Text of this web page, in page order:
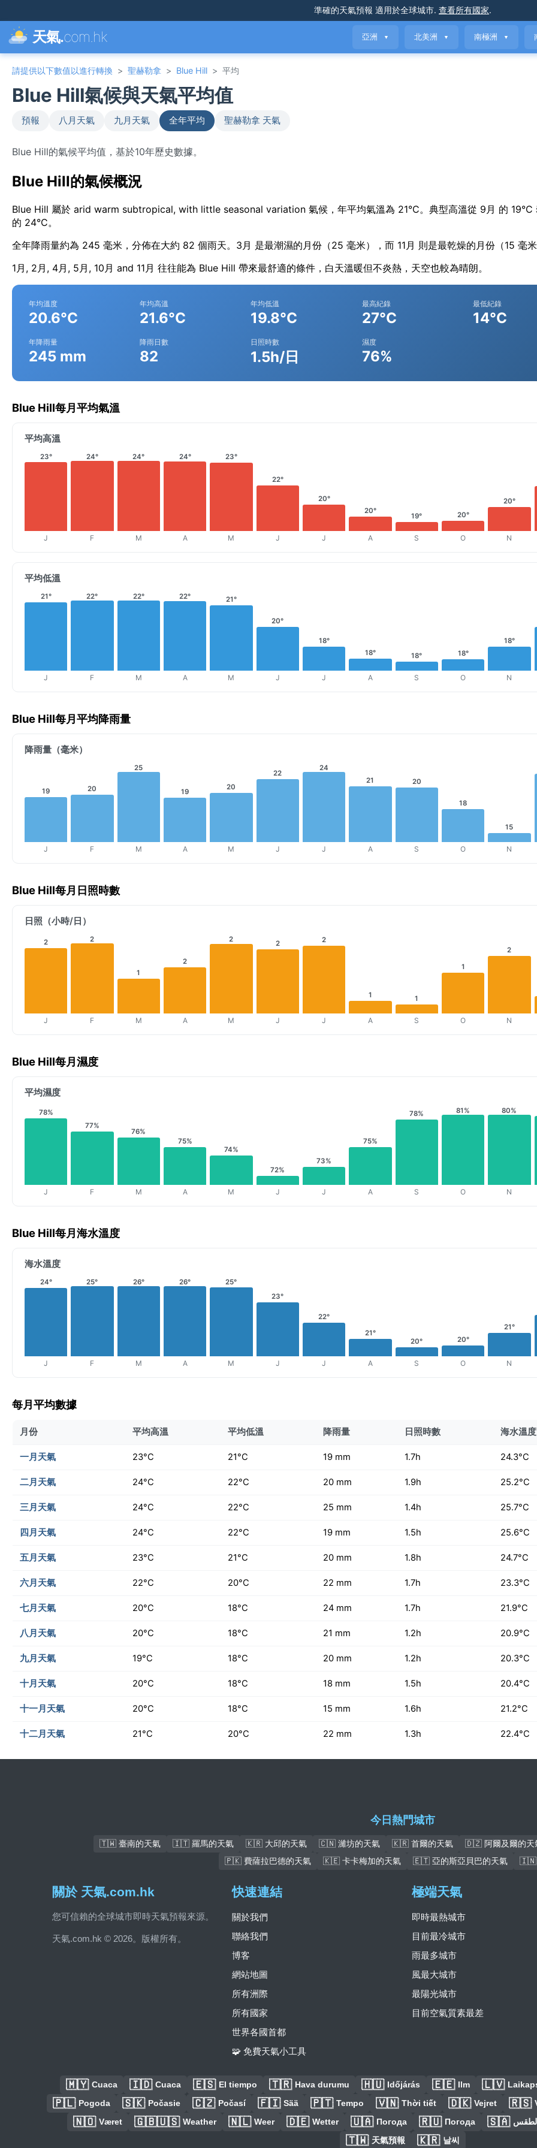
準確的天氣預報 適用於全球城市. 查看所有國家.
天氣.com.hk 亞洲 ▼ 北美洲 ▼ 南極洲 ▼
請提供以下數值以進行轉換 > 聖赫勒拿 > Blue Hill > 平均
Blue Hill氣候與天氣平均值
預報 八月天氣 九月天氣 全年平均 聖赫勒拿 天氣
Blue Hill的氣候平均值，基於10年歷史數據。
Blue Hill的氣候概況
Blue Hill 屬於 arid warm subtropical, with little seasonal variation 氣候，年平均氣溫為 21°C。典型高溫從 9月 的 19°C
的 24°C。
全年降雨量約為 245 毫米，分佈在大約 82 個雨天。3月 是最潮濕的月份（25 毫米），而 11月 則是最乾燥的月份（15 毫
1月, 2月, 4月, 5月, 10月 and 11月 往往能為 Blue Hill 帶來最舒適的條件，白天溫暖但不炎熱，天空也較為晴朗。
年均溫度
20.6°C
年均高溫
21.6°C
年均低溫
19.8°C
最高紀錄
27°C
最低紀錄
14°C
年降雨量
245 mm
降雨日數
82
日照時數
1.5h/日
濕度
76%
Blue Hill每月平均氣溫
平均高溫
23°
J
24°
F
24°
M
24°
A
23°
M
22°
J
20°
J
20°
A
19°
S
20°
O
20°
N
平均低溫
21°
J
22°
F
22°
M
22°
A
21°
M
20°
J
18°
J
18°
A
18°
S
18°
O
18°
N
Blue Hill每月平均降雨量
降雨量（毫米）
19
J
20
F
25
M
19
A
20
M
22
J
24
J
21
A
20
S
18
O
15
N
Blue Hill每月日照時數
日照（小時/日）
2
J
2
F
1
M
2
A
2
M
2
J
2
J
1
A
1
S
1
O
2
N
Blue Hill每月濕度
平均濕度
78%
J
77%
F
76%
M
75%
A
74%
M
72%
J
73%
J
75%
A
78%
S
81%
O
80%
N
Blue Hill每月海水溫度
海水溫度
24°
J
25°
F
26°
M
26°
A
25°
M
23°
J
22°
J
21°
A
20°
S
20°
O
21°
N
每月平均數據
月份 平均高溫 平均低溫 降雨量 日照時數 海水溫度
一月天氣 23°C 21°C 19 mm 1.7h 24.3°C
二月天氣 24°C 22°C 20 mm 1.9h 25.2°C
三月天氣 24°C 22°C 25 mm 1.4h 25.7°C
四月天氣 24°C 22°C 19 mm 1.5h 25.6°C
五月天氣 23°C 21°C 20 mm 1.8h 24.7°C
六月天氣 22°C 20°C 22 mm 1.7h 23.3°C
七月天氣 20°C 18°C 24 mm 1.7h 21.9°C
八月天氣 20°C 18°C 21 mm 1.2h 20.9°C
九月天氣 19°C 18°C 20 mm 1.2h 20.3°C
十月天氣 20°C 18°C 18 mm 1.5h 20.4°C
十一月天氣 20°C 18°C 15 mm 1.6h 21.2°C
十二月天氣 21°C 20°C 22 mm 1.3h 22.4°C
今日熱門城市
🇹🇼 臺南的天氣 🇮🇹 羅馬的天氣 🇰🇷 大邱的天氣 🇨🇳 濰坊的天氣 🇰🇷 首爾的天氣
🇩🇿 阿爾及爾的天
🇵🇰 費薩拉巴德的天氣
🇰🇪 卡卡梅加的天氣 🇪🇹 亞的斯亞貝巴的天氣 🇮🇳
關於 天氣.com.hk
您可信賴的全球城市即時天氣預報來源。
天氣.com.hk © 2026。版權所有。
快速連結
關於我們
聯絡我們
博客
網站地圖
所有洲際
所有國家
世界各國首都
🧩 免費天氣小工具
極端天氣
即時最熱城市
目前最冷城市
雨最多城市
風最大城市
最陽光城市
目前空氣質素最差
🇲🇾 Cuaca 🇮🇩 Cuaca 🇪🇸 El tiempo 🇹🇷 Hava durumu 🇭🇺 Időjárás 🇪🇪 Ilm 🇱🇻
🇵🇱 Pogoda 🇸🇰 Počasie 🇨🇿 Počasí 🇫🇮 Sää 🇵🇹 Tempo 🇻🇳 Thời tiết 🇩🇰 Vejret 🇷🇸
🇳🇴 Været 🇬🇧🇺🇸 Weather 🇳🇱 Weer 🇩🇪 Wetter 🇺🇦 Погода 🇷🇺 Погода 🇸🇦
🇹🇼 天氣預報 🇰🇷 날씨